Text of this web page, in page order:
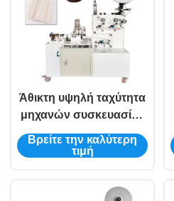
Άθικτη υψηλή ταχύτητα
μηχανών συσκευασίας
ραβδιών καφέ τσαγιού
1.2kw αυτόματη
Βρείτε την καλύτερη
τιμή